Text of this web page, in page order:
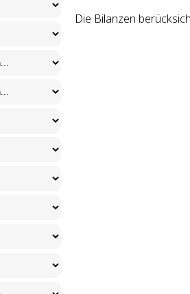
Die Bilanzen